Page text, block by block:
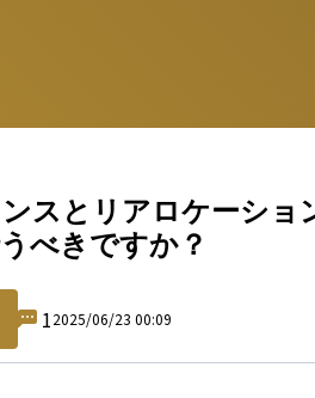
スとリアロケーシ
べきですか？
12025/06/23 00:09